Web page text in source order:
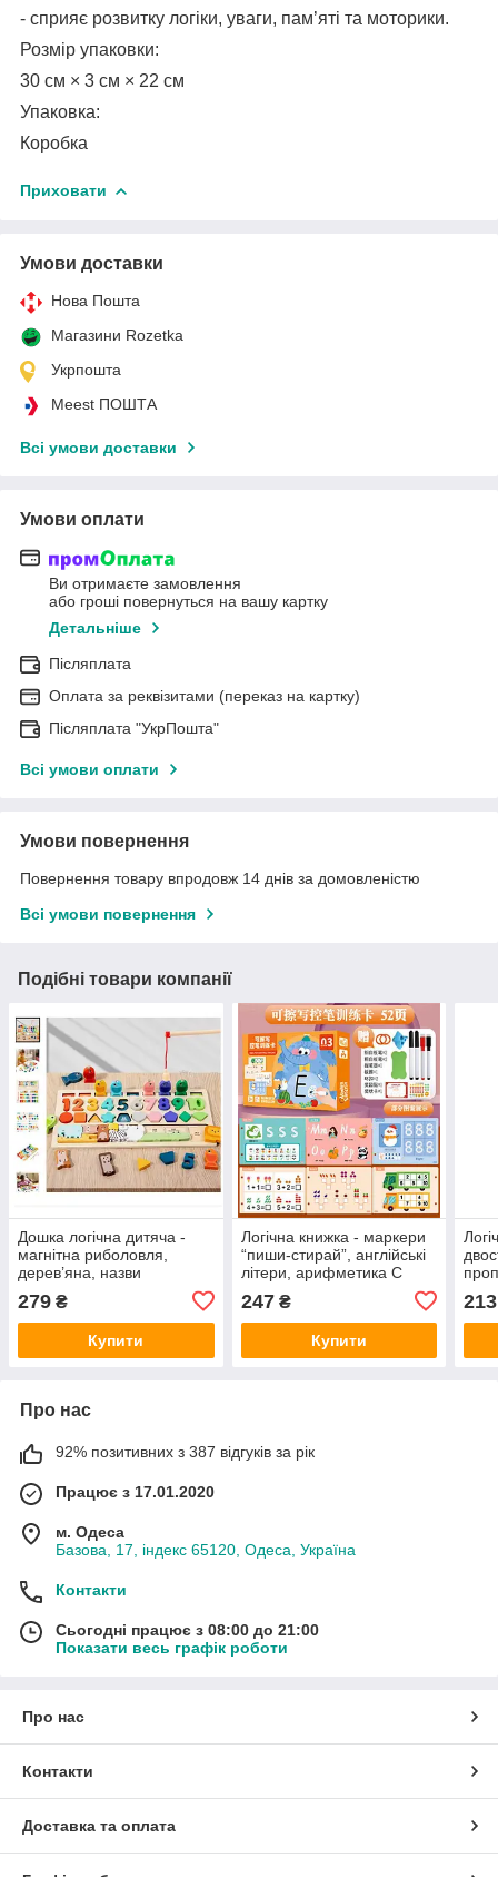
- сприяє розвитку логіки, уваги, пам’яті та моторики.
Розмір упаковки:
30 см × 3 см × 22 см
Упаковка:
Коробка
Приховати
Умови доставки
Нова Пошта
Магазини Rozetka
Укрпошта
Meest ПОШТА
Всі умови доставки
Умови оплати
Ви отримаєте замовлення
або гроші повернуться на вашу картку
Детальніше
Післяплата
Оплата за реквізитами (переказ на картку)
Післяплата "УкрПошта"
Всі умови оплати
Умови повернення
Повернення товару впродовж 14 днів за домовленістю
Всі умови повернення
Подібні товари компанії
Дошка логічна дитяча -
магнітна риболовля,
дерев’яна, назви
73280
279 ₴
Купити
Логічна книжка - маркери
“пиши-стирай”, англійські
літери, арифметика C
247₴
Купити
213
Про нас
92% позитивних з 387 відгуків за рік
Працює з 17.01.2020
м. Одеса
Базова, 17, індекс 65120, Одеса, Україна
Контакти
Сьогодні працює з 08:00 до 21:00
Показати весь графік роботи
Про нас
Контакти
Доставка та оплата